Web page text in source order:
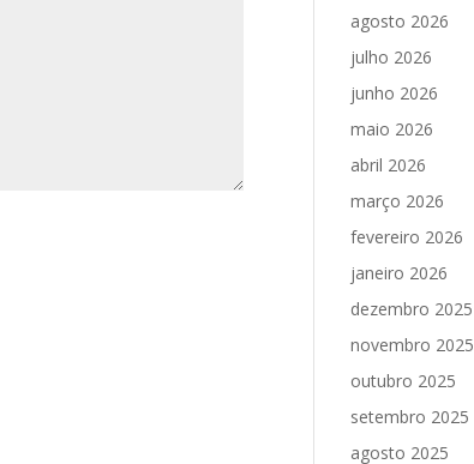
agosto 2026
julho 2026
junho 2026
maio 2026
abril 2026
março 2026
fevereiro 2026
janeiro 2026
dezembro 2025
novembro 2025
outubro 2025
setembro 2025
agosto 2025